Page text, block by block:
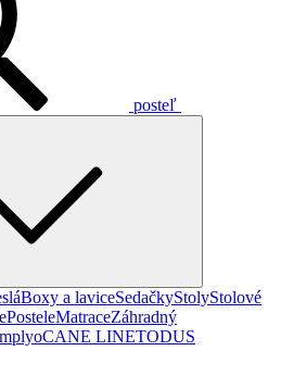
posteľ
Boxy a laviceSedačkyStolyStolové
PosteleMatraceZáhradný
CANE LINETODUS